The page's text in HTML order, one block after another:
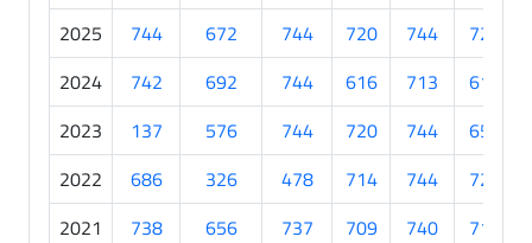
2025
744 672 744 720 744 720
2024
742 692 744 616 713 617
2023
137 576 744 720 744 658
2022
686 326 478 714 744 720
2021
738 656 737 709 740 717